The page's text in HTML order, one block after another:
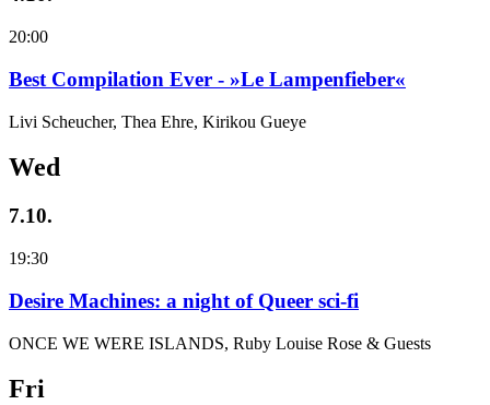
20:00
Best Compilation Ever - »Le Lampenfieber«
Livi Scheucher, Thea Ehre, Kirikou Gueye
Wed
7.10.
19:30
Desire Machines: a night of Queer sci-fi
ONCE WE WERE ISLANDS, Ruby Louise Rose & Guests
Fri